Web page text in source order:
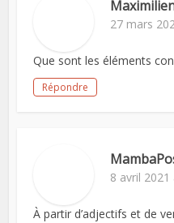
27 mars
Que sont les éléments
Répondre
8 avril
À partir d’adjectifs et de